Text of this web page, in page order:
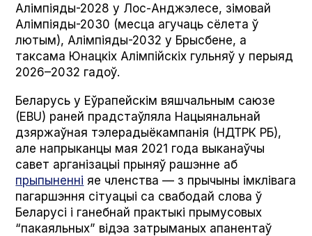
Алімпіяды-2028 у Лос-Анджэлесе, зімовай
Алімпіяды-2030 (месца агучаць сёлета ў
лютым), Алімпіяды-2032 у Брысбене, а
таксама Юнацкіх Алімпійскіх гульняў у перыяд
2026–2032 гадоў.
Беларусь у Еўрапейскім вяшчальным саюзе
(EBU) раней прадстаўляла Нацыянальнай
дзяржаўная тэлерадыёкампанія (НДТРК РБ),
але напрыканцы мая 2021 года выканаўчы
савет арганізацыі прыняў рашэнне аб
прыпыненні яе членства — з прычыны імклівага
пагаршэння сітуацыі са свабодай слова ў
Беларусі і ганебнай практыкі прымусовых
“пакаяльных” відэа затрыманых апанентаў